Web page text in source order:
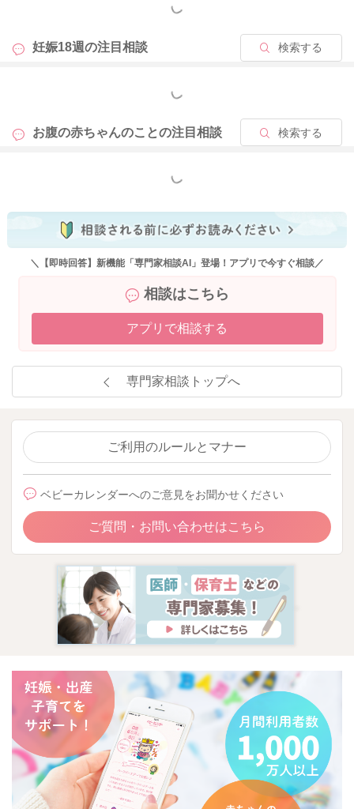
もっと見る
妊娠18週の注目相談 検索する
もっと見る
お腹の赤ちゃんのことの注目相談 検索する
もっと見る
＼【即時回答】新機能「専門家相談AI」登場！アプリで今すぐ相談／
相談はこちら
アプリで相談する
専門家相談トップへ
ご利用のルールとマナー
ベビーカレンダーへのご意見をお聞かせください
ご質問・お問い合わせはこちら